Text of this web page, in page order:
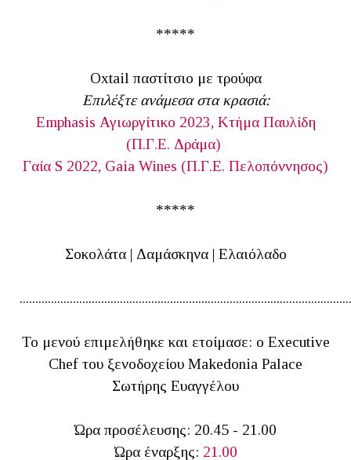
*****
Oxtail παστίτσιο με τρούφα
Επιλέξτε ανάμεσα στα κρασιά:
Emphasis Αγιωργίτικο 2023, Κτήμα Παυλίδη
(Π.Γ.Ε. Δράμα)
Γαία S 2022, Gaia Wines (Π.Γ.Ε. Πελοπόννησος)
*****
Σοκολάτα | Δαμάσκηνα | Ελαιόλαδο
Το μενού επιμελήθηκε και ετοίμασε: ο Executive
Chef του ξενοδοχείου Makedonia Palace
Σωτήρης Ευαγγέλου
Ώρα προσέλευσης: 20.45 - 21.00
Ώρα έναρξης: 21.00